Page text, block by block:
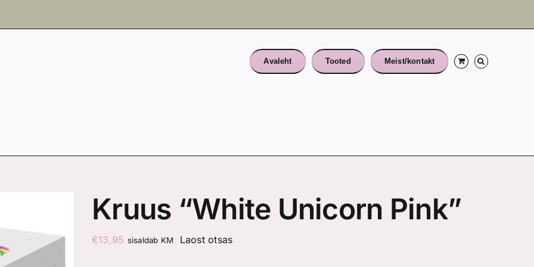
Avaleht Tooted Meist/kontakt
Kruus “White Unicorn Pink”
€13,95 sisaldab KM Laost otsas